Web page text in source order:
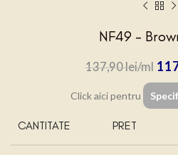
NF49 –
137,90lei
Click aici pentru
CANTITATE PRET